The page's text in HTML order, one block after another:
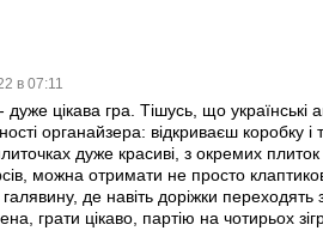
в 07:11
дуже цікава гра. Тішусь, що українські
органайзера: відкриваєш коробку і
дуже красиві, з окремих плиток
можна отримати не просто
де навіть доріжки переходять
грати цікаво, партію на чотирьох